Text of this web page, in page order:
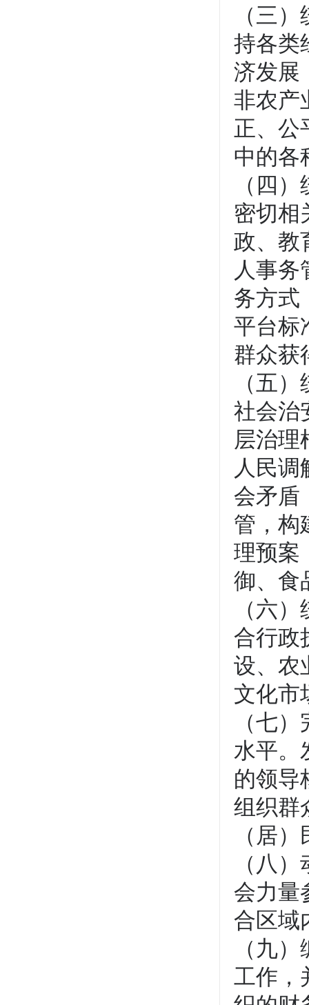
（三
持各类
济发展
非农产
正、公
中的各
（四
密切相
政、教
人事务
务方式
平台标
群众获
（五
社会治
层治理
人民调
会矛盾
管，构
理预案
御、食
（六
合行政
设、农
文化市
（七
水平。
的领导
组织群
（居
（八
会力量
合区域
（九
工作，